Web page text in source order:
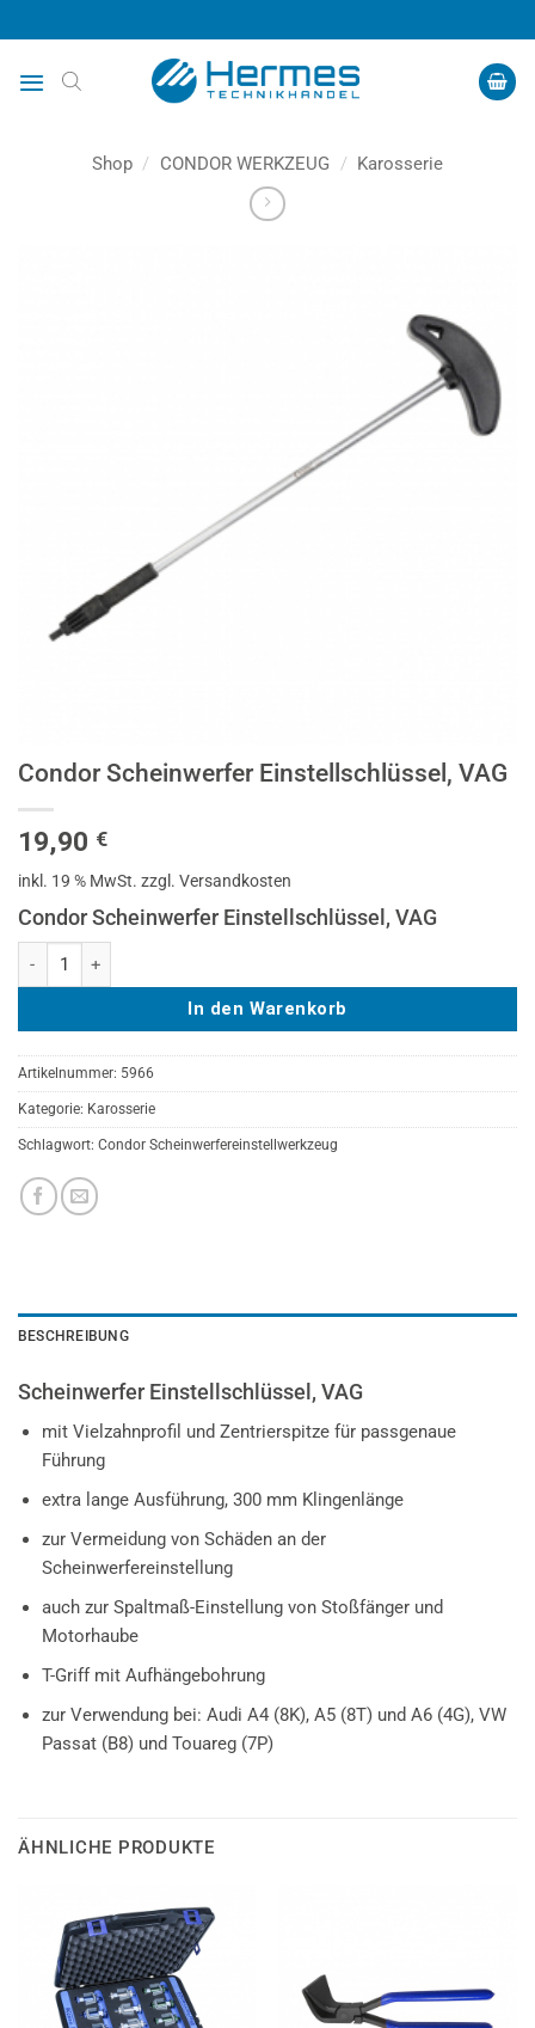
Inhalt
springen
Shop / CONDOR WERKZEUG / Karosserie
Condor Scheinwerfer Einstellschlüssel, VAG
19,90 €
inkl. 19 % MwSt. zzgl. Versandkosten
Condor Scheinwerfer Einstellschlüssel, VAG
Condor Scheinwerfer Einstellschlüssel, VAG Menge
In den Warenkorb
Artikelnummer: 5966
Kategorie: Karosserie
Schlagwort: Condor Scheinwerfereinstellwerkzeug
BESCHREIBUNG
Scheinwerfer Einstellschlüssel, VAG
mit Vielzahnprofil und Zentrierspitze für passgenaue
Führung
extra lange Ausführung, 300 mm Klingenlänge
zur Vermeidung von Schäden an der
Scheinwerfereinstellung
auch zur Spaltmaß-Einstellung von Stoßfänger und
Motorhaube
T-Griff mit Aufhängebohrung
zur Verwendung bei: Audi A4 (8K), A5 (8T) und A6 (4G), VW
Passat (B8) und Touareg (7P)
ÄHNLICHE PRODUKTE